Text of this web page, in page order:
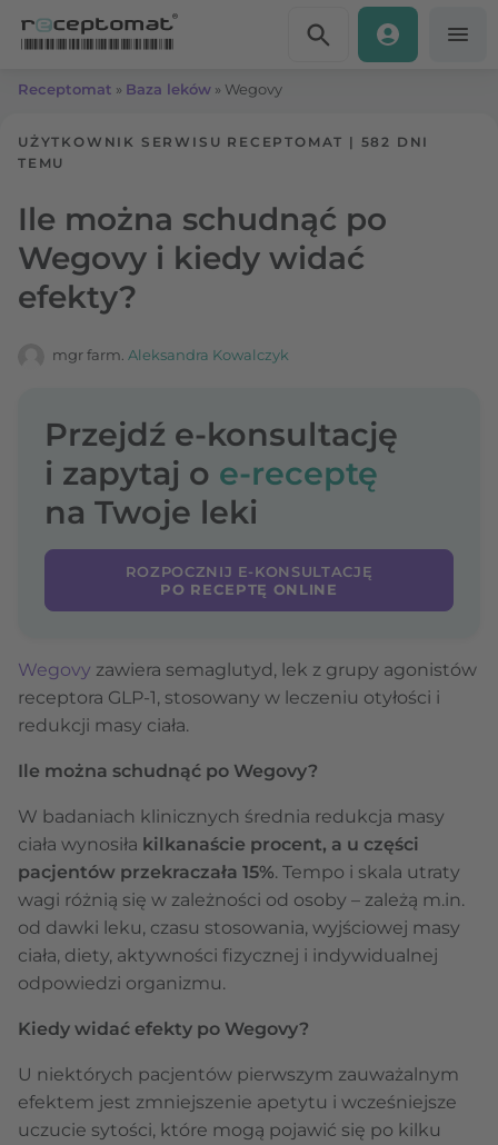
Receptomat » Baza leków » Wegovy
UŻYTKOWNIK SERWISU RECEPTOMAT | 582 DNI
TEMU
Ile można schudnąć po
Wegovy i kiedy widać
efekty?
mgr farm. Aleksandra Kowalczyk
Przejdź e-konsultację
i zapytaj o e-receptę
na Twoje leki
ROZPOCZNIJ E-KONSULTACJĘ
PO RECEPTĘ ONLINE
Wegovy zawiera semaglutyd, lek z grupy agonistów
receptora GLP-1, stosowany w leczeniu otyłości i
redukcji masy ciała.
Ile można schudnąć po Wegovy?
W badaniach klinicznych średnia redukcja masy
ciała wynosiła kilkanaście procent, a u części
pacjentów przekraczała 15%. Tempo i skala utraty
wagi różnią się w zależności od osoby – zależą m.in.
od dawki leku, czasu stosowania, wyjściowej masy
ciała, diety, aktywności fizycznej i indywidualnej
odpowiedzi organizmu.
Kiedy widać efekty po Wegovy?
U niektórych pacjentów pierwszym zauważalnym
efektem jest zmniejszenie apetytu i wcześniejsze
uczucie sytości, które mogą pojawić się po kilku